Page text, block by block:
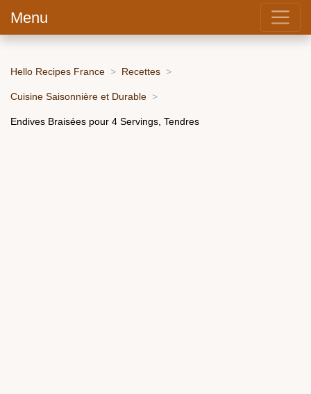
Menu
Hello Recipes France Recettes
Cuisine Saisonnière et Durable
Endives Braisées pour 4 Servings, Tendres